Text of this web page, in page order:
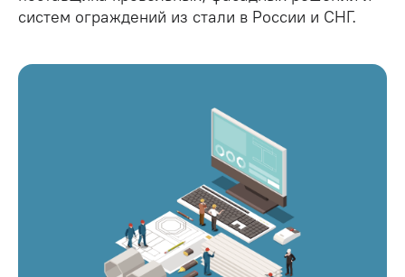
систем ограждений из стали в России и СНГ.